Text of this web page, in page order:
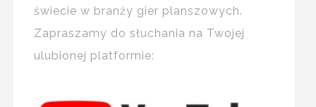
świecie w branży gier planszowych.
Zapraszamy do słuchania na Twojej
ulubionej platformie: